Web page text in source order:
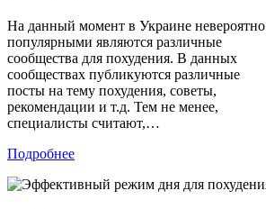
На данный момент в Украине невероятно
популярными являются различные
сообщества для похудения. В данных
сообществах публикуются различные
посты на тему похудения, советы,
рекомендации и т.д. Тем не менее,
специалисты считают,…
Подробнее